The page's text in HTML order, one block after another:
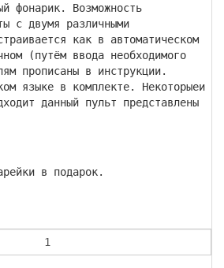
фонарик. Возможность
с двумя различными
как в автоматическом
(путём ввода необходимого
прописаны в инструкции.
языке в комплекте. Некоторыеи
данный пульт представлены
в подарок.